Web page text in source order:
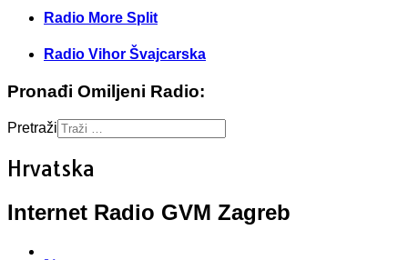
Radio More Split
Radio Vihor Švajcarska
Pronađi Omiljeni Radio:
Pretraži
Hrvatska
Internet Radio GVM Zagreb